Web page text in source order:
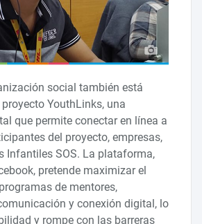
social también está
YouthLinks, una
que permite conectar en línea a
del proyecto, empresas,
Infantiles SOS. La plataforma,
pretende maximizar el
de mentores,
y conexión digital, lo
y rompe con las barreras